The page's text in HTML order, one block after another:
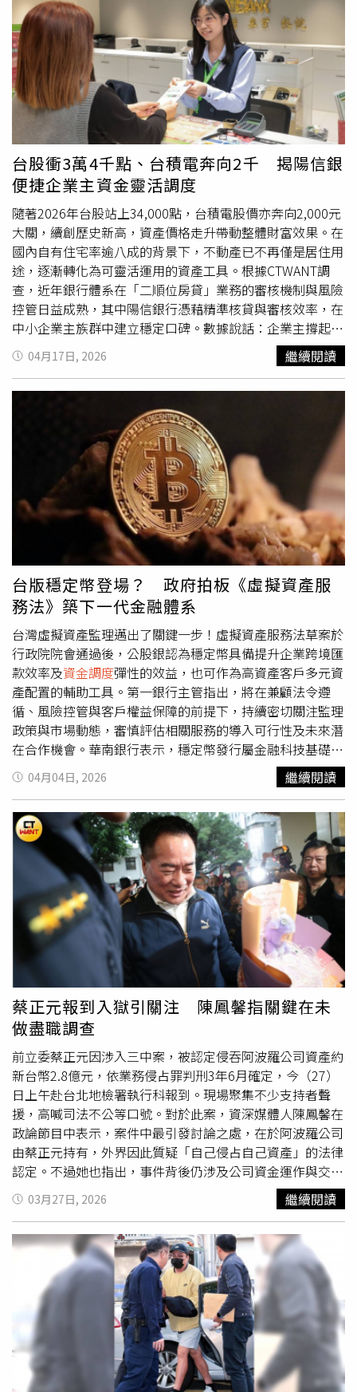
具「繼續經營能力存在重大不確定性」之查核報告，致部分
授信銀行主張依授信合約加速條款辦理，或於授信到期後不
予展延。森崴表示財務結構造成重大挑戰之具體原因，一、
114年度財務報表中，森崴認列追加款後仍有預期合約損失
致產生鉅額虧損，部分銀行已縮緊銀根；另115/3/30會計師
出具無保留意見加繼續經營能力存在重大不確定性段落之查
核報告，並由證交所公告森崴能源自115/4/7起變更交易為
「全額交割股」，債信評等列為「D」，造成票券公司及銀
行除停止提供新信貸，更要求收回公司既有借款，致整體財
務結構遭受到巨大衝擊，營運週轉金明顯不足。二、風機安
裝廠商要求富崴預付全部預估之工程款及其單方所主張之增
額款項，兩筆款項皆須由台電履約爭議調解案件之追加款中
保留支應，使公司短期資金調度 壓力遽增，原規劃追加款無
法支持新加坡寶崴海事工程股份有限公司，而僅能用於
2026年施工及保留給風機廠商。三、寶崴海事轉型為船舶
出租廠商後，因有承租方違約未支付租金等因素，造成寶崴
海事營運資金更加吃緊。森崴能源指出，受整體經營環境衝
擊及資金市場調度變化影響，為維護股東及利害關係人權
益，營運策略上已無力支持寶崴海事持續營運，寶崴海事亦
無能力償還欠款，致使森崴能源與富崴能源認列對其之背書
保證及資金貸與寶崴海事相關損失，致115年第一季財務報
告歸屬於母公司業主之淨值轉為負數。森崴能源強調，接下
來公司會持續推進台電離岸二期工程，確保如期如質完工，
並與台電、金融機構、供應商及各合作夥伴保持密切溝通，
以降低外部因素對營運之影響。同時，為確保經營穩健並捍
衛員工、股東與利害關係人之權益，經營團隊已同步展開四
大關鍵策進作為，包括引進策略投資、資產活化與處分（處
分旗下子公司，評估出售旗下船舶資產及部分轉投資公司股
權）等，爭取展延活化資金，積極向原有金融機構申請原有
借款之展延，爭取分期還款以提升資金調度彈性，以及成本
控管與撙節。
台股衝3萬4千點、台積電奔向2千 揭陽信銀
便捷企業主資金靈活調度
隨著2026年台股站上34,000點，台積電股價亦奔向2,000元
大關，續創歷史新高，資產價格走升帶動整體財富效果。在
國內自有住宅率逾八成的背景下，不動產已不再僅是居住用
途，逐漸轉化為可靈活運用的資產工具。根據CTWANT調
查，近年銀行體系在「二順位房貸」業務的審核機制與風險
控管日益成熟，其中陽信銀行憑藉精準核貸與審核效率，在
中小企業主族群中建立穩定口碑。數據說話：企業主撐起二
順位房貸半邊天觀察市場發展，陽信銀行布局二順位房貸市
場已逾八年，目前全台設有108家分行。依據2025年內部統
計，其核貸案件中逾八成客群為企業主，年申貸件數約
2,800至2,900件，平均撥款金額約277萬元，單一案件最高
核貸金額達6,000萬元。整體而言，近五年無論核貸件數或
撥款規模皆呈現穩健成長，顯示在資產價格上行環境下，透
過房屋二順位貸款進行資金調度，已逐漸成為高資產族群常
見的財務規劃工具之一。CTWANT調查，陽信銀行八年來經
營房屋二胎貸款市場規模成長快速。（圖／黃耀徵攝）審核
依據：從薪資收入導向進階為「資產比」相較多數銀行仍以
薪資所得作為主要審核依據，對收入波動較大的企業主而
言，往往面臨額度受限的情況。陽信銀行消費金融部門指
出，其審核邏輯已由「收入導向」轉向「資產導向」，主要
特色包括，「整體資產評估」不限於薪資證明，綜合考量客
戶持有之不動產、金融資產等整體價值。「多元鑑價機
制」，結合內部資料庫與外部專業鑑價機構，進行交叉評
估；「審慎成數控管」針對優質地段擔保品，於風險可控前
提下提供具競爭力之貸款成數。從此一模式有助於更貼近企
業主實際財務結構，也成為差異化競爭關鍵。面對市場上租
賃型二胎貸款業者競爭，陽信銀行強調「銀行端主打整體融
資成本與制度透明性優勢」，包括「費用結構透明」開辦費
自6,000元起，無隱藏費用。「審核流程效率化」最快約5個
工作天可完成審核、設定及撥款；「還款年期彈性」貸款期
間約7至15年，最長可達20年，有助於降低月付壓力。國人
超過八成民眾購屋除了自用，部分屋主也會透過資產作為擔
保品申請貸款調度資金運用。（圖／報系資料照）申貸案
例：5天內到手的200萬週轉金根據CTWANT訪談了解，一
名中小企業主因應收帳款延遲，產生短期資金缺口。若透過
信用貸款或既有房貸增貸，可能面臨額度不足或利率偏高情
形。經評估其名下不動產及金融資產後，銀行在不影響原有
低利一順位房貸條件下，透過二順位房貸核貸200萬元，核
貸成數約85%，並於5個工作天內完成撥款，有效支應營運
週轉需求。注意事項：簽約時務必詳閱條款陽信銀行表示，
雖然二順位房貸利率通常低於信用貸款，但多設有提前清償
違約條款。目前市場常見綁約期間約為12至20個月，若提
前清償，可能需支付約3%違約金。建議申貸前應審慎評估
資金期間與整體成本，以確保財務規劃彈性。CTWANT訪談
銀行、市場端等多面向趨勢，銀行界在推展「二順位房貸」
業務，觀察到陽信銀行從加深企業主等客戶服務力道，已從
不動產到資產配置端，將房貸角色持續轉變。在資產價格上
行與金融工具多元化趨勢下，不動產的功能正由「居住」延
伸至「資產管理」，陽信銀行二順位房貸既要滿足傳統房貸
「融資」需求，更進一步提供客戶在理財操作與企業週轉金
管理上的資金來源及場景應用。
04月17日, 2026 繼續閱讀
台版穩定幣登場？ 政府拍板《虛擬資產服
務法》築下一代金融體系
台灣虛擬資產監理邁出了關鍵一步！虛擬資產服務法草案於
行政院院會通過後，公股銀認為穩定幣具備提升企業跨境匯
款效率及資金調度彈性的效益，也可作為高資產客戶多元資
產配置的輔助工具。第一銀行主管指出，將在兼顧法令遵
循、風險控管與客戶權益保障的前提下，持續密切關注監理
政策與市場動態，審慎評估相關服務的導入可行性及未來潛
在合作機會。華南銀行表示，穩定幣發行屬金融科技基礎建
設，同業除聚焦共識為聯盟發行穩定幣外，華銀將持續關注
同業發展概況並規劃加入清算支付機構相關試辦專案。美國
天才法案「GENIUS Act」已於去年7月完成立法，穩定幣監
管與應用在國際備受討論，為健全監理架構與產業發展，歐
盟「加密資產市場監理規範（MiCA）」及香港穩定幣發行
人監理制度也陸續上路。全球金融巨頭正加速布局，一方面
開發自有品牌的穩定幣，另一方面則與傳統發行商展開深度
戰略合作，透過區塊鏈技術，打造24/7即時跨境結算，降低
交易摩擦成本，並同時提升流動性管理效率。不過，穩定幣
相關應用涉及資產準備機制、資訊揭露透明度、資訊安全與
洗錢防制等重要議題，尚須依循政府公告法規與作業細則審
慎因應。
04月04日, 2026 繼續閱讀
蔡正元報到入獄引關注 陳鳳馨指關鍵在未
做盡職調查
前立委蔡正元因涉入三中案，被認定侵吞阿波羅公司資產約
新台幣2.8億元，依業務侵占罪判刑3年6月確定，今（27）
日上午赴台北地檢署執行科報到。現場聚集不少支持者聲
援，高喊司法不公等口號。對於此案，資深媒體人陳鳳馨在
政論節目中表示，案件中最引發討論之處，在於阿波羅公司
由蔡正元持有，外界因此質疑「自己侵占自己資產」的法律
認定。不過她也指出，事件背後仍涉及公司資金運作與交易
結構，不能單以表面理解。陳鳳馨進一步分析，關鍵問題之
一在於當年購買中影過程中，未進行完整的盡職調查（Due
Diligence）。她說明，一般企業併購應由專業團隊針對資產
與負債逐項查核，以確認實際財務狀況，否則容易產生重大
風險。她回憶，當時因交易時間緊迫，加上外界壓力，未能
進行完整查核，導致後續發現公司背負龐大債務，情勢變得
複雜。她也提到，若當時對外揭露財務問題，可能引發金融
機構抽資，使整體交易更加困難，因此才透過相關公司進行
資金調度
。陳鳳馨認為，此案除了法律爭議外，也反映企業
併購過程中風險控管的重要性，尤其在重大交易中，若缺乏
充分查核與評估，將可能埋下後續爭議與風險。
03月27日, 2026 繼續閱讀